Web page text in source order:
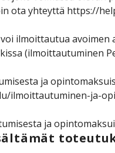
ota yhteyttä https://
ilmoittautua
(ilmoittautuminen
ja
ilmoittautuminen-ja-
ja